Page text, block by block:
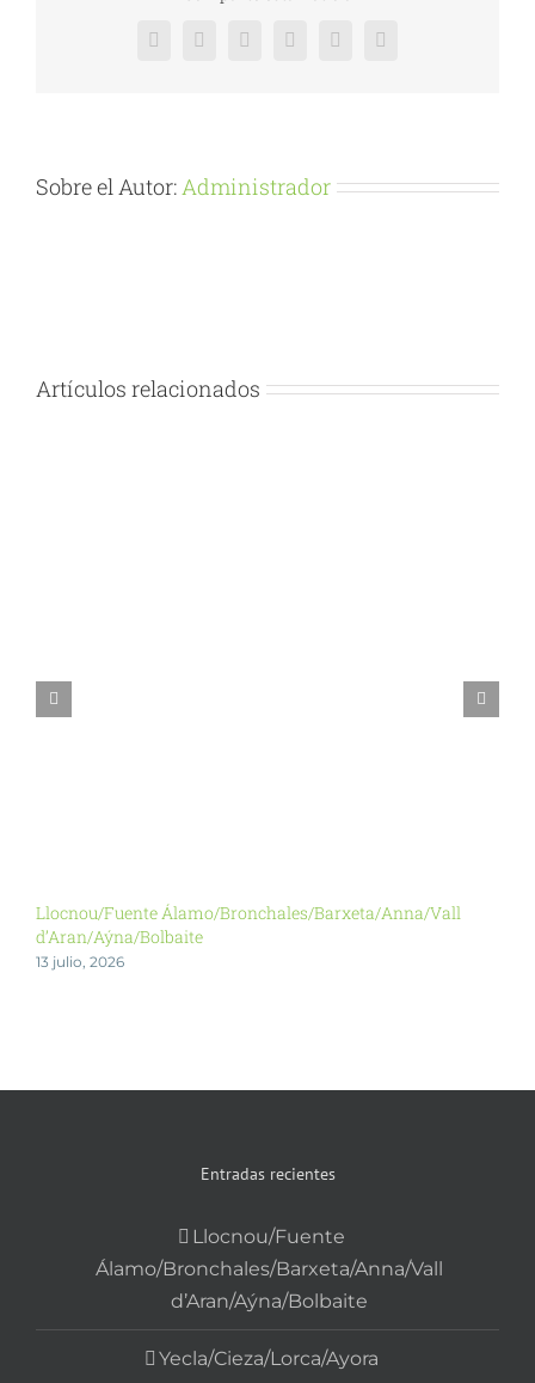
Facebook
X RedditLinkedInPinterestVk
Sobre el Autor: Administrador
Artículos relacionados
Llocnou/Fuente Álamo/Bronchales/Barxeta/Anna/Vall
d’Aran/Aýna/Bolbaite
13 julio, 2026
Entradas recientes
Llocnou/Fuente
Álamo/Bronchales/Barxeta/Anna/Vall
d’Aran/Aýna/Bolbaite
Yecla/Cieza/Lorca/Ayora